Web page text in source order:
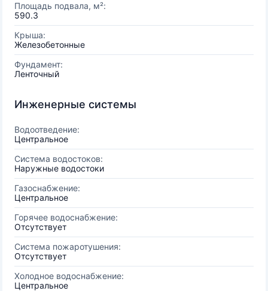
Площадь подвала, м²:
590.3
Крыша:
Железобетонные
Фундамент:
Ленточный
Инженерные системы
Водоотведение:
Центральное
Система водостоков:
Наружные водостоки
Газоснабжение:
Центральное
Горячее водоснабжение:
Отсутствует
Система пожаротушения:
Отсутствует
Холодное водоснабжение:
Центральное